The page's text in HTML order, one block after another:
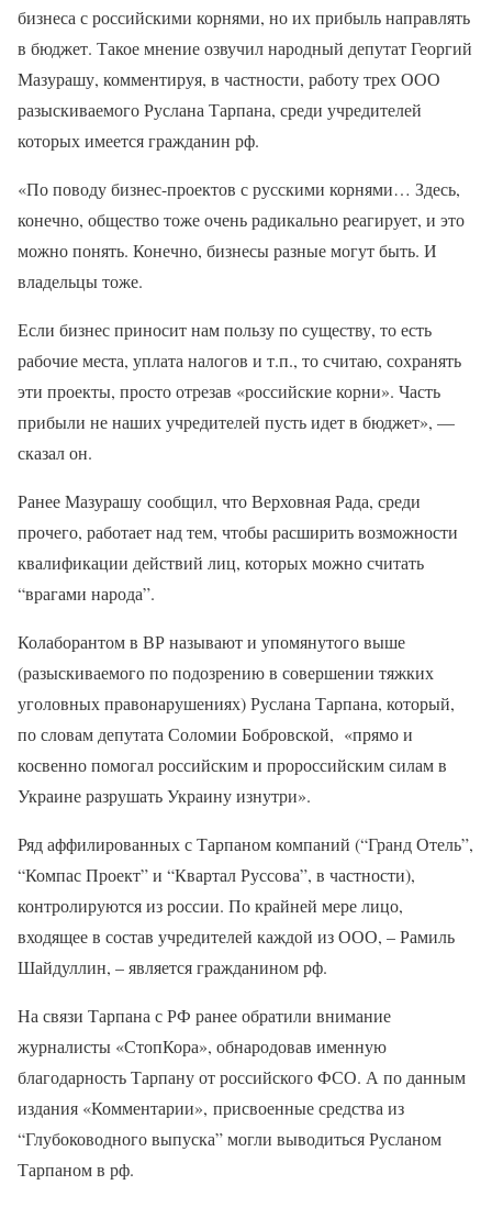
бизнеса с российскими корнями, но их прибыль направлять
в бюджет. Такое мнение озвучил народный депутат Георгий
Мазурашу, комментируя, в частности, работу трех ООО
разыскиваемого Руслана Тарпана, среди учредителей
которых имеется гражданин рф.
«По поводу бизнес-проектов с русскими корнями… Здесь,
конечно, общество тоже очень радикально реагирует, и это
можно понять. Конечно, бизнесы разные могут быть. И
владельцы тоже.
Если бизнес приносит нам пользу по существу, то есть
рабочие места, уплата налогов и т.п., то считаю, сохранять
эти проекты, просто отрезав «российские корни». Часть
прибыли не наших учредителей пусть идет в бюджет», —
сказал он.
Ранее Мазурашу сообщил, что Верховная Рада, среди
прочего, работает над тем, чтобы расширить возможности
квалификации действий лиц, которых можно считать
“врагами народа”.
Колаборантом в ВР называют и упомянутого выше
(разыскиваемого по подозрению в совершении тяжких
уголовных правонарушениях) Руслана Тарпана, который,
по словам депутата Соломии Бобровской, «прямо и
косвенно помогал российским и пророссийским силам в
Украине разрушать Украину изнутри».
Ряд аффилированных с Тарпаном компаний (“Гранд Отель”,
“Компас Проект” и “Квартал Руссова”, в частности),
контролируются из россии. По крайней мере лицо,
входящее в состав учредителей каждой из ООО, – Рамиль
Шайдуллин, – является гражданином рф.
На связи Тарпана с РФ ранее обратили внимание
журналисты «СтопКора», обнародовав именную
благодарность Тарпану от российского ФСО. А по данным
издания «Комментарии», присвоенные средства из
“Глубоководного выпуска” могли выводиться Русланом
Тарпаном в рф.